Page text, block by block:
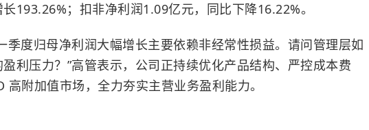
193.26%；扣非净利润1.09亿元，同比下降16.22%。
季度归母净利润大幅增长主要依赖非经常性损益。请问管理层如
利压力？”高管表示，公司正持续优化产品结构、严控成本费
高附加值市场，全力夯实主营业务盈利能力。